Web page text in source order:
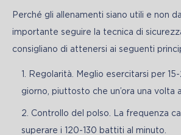
Perché gli allenamenti siano utili e non
importante seguire la tecnica di
consigliano di attenersi ai seguenti
Regolarità. Meglio esercitarsi per
giorno, piuttosto che un’ora una volta
Controllo del polso. La frequenza
superare i 120-130 battiti al minuto.